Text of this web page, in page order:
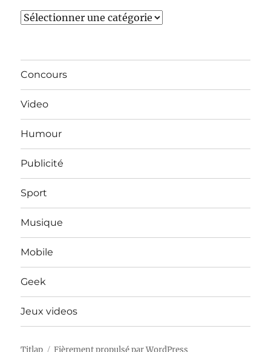
Catégories
Concours
Video
Humour
Publicité
Sport
Musique
Mobile
Geek
Jeux videos
Titlap Fièrement propulsé par WordPress